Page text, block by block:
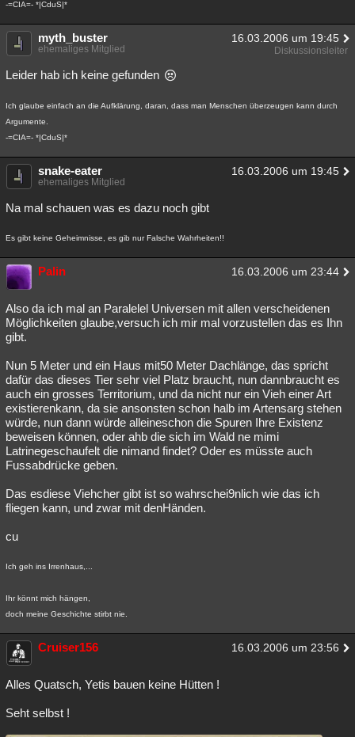
-=CIA=- *|CduS|*
myth_buster 16.03.2006 um 19:45
ehemaliges Mitglied Diskussionsleiter
Leider hab ich keine gefunden
Ich glaube einfach an die Aufklärung, daran, dass man Menschen überzeugen kann durch
Argumente.
-=CIA=- *|CduS|*
snake-eater 16.03.2006 um 19:45
ehemaliges Mitglied
Na mal schauen was es dazu noch gibt
Es gibt keine Geheimnisse, es gib nur Falsche Wahrheiten!!
Palin 16.03.2006 um 23:44
Also da ich mal an Paralelel Universen mit allen verscheidenen
Möglichkeiten glaube,versuch ich mir mal vorzustellen das es Ihn
gibt.
Nun 5 Meter und ein Haus mit50 Meter Dachlänge, das spricht
dafür das dieses Tier sehr viel Platz braucht, nun dannbraucht es
auch ein grosses Territorium, und da nicht nur ein Vieh einer Art
existierenkann, da sie ansonsten schon halb im Artensarg stehen
würde, nun dann würde alleineschon die Spuren Ihre Existenz
beweisen können, oder ahb die sich im Wald ne mimi
Latrinegeschaufelt die nimand findet? Oder es müsste auch
Fussabdrücke geben.
Das esdiese Viehcher gibt ist so wahrschei9nlich wie das ich
fliegen kann, und zwar mit denHänden.
cu
Ich geh ins Irrenhaus,...
Ihr könnt mich hängen,
doch meine Geschichte stirbt nie.
Cruiser156 16.03.2006 um 23:56
Alles Quatsch, Yetis bauen keine Hütten !
Seht selbst !